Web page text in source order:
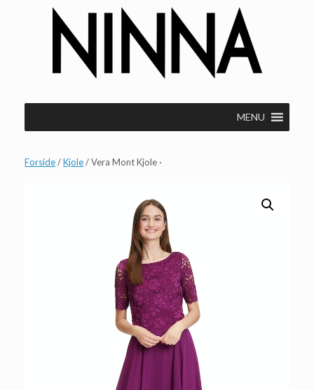
MENU
Forside/Kjole/ Vera Mont Kjole ·